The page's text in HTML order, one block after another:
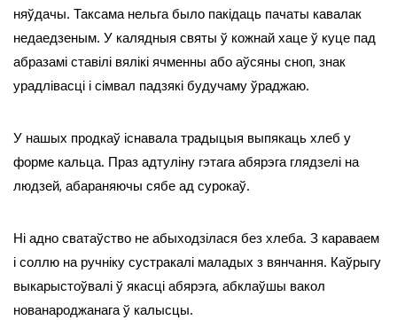
няўдачы. Таксама нельга было пакідаць пачаты кавалак
недаедзеным. У калядныя святы ў кожнай хаце ў куце пад
абразамі ставілі вялікі ячменны або аўсяны сноп, знак
урадлівасці і сімвал падзякі будучаму ўраджаю.
У нашых продкаў існавала традыцыя выпякаць хлеб у
форме кальца. Праз адтуліну гэтага абярэга глядзелі на
людзей, абараняючы сябе ад сурокаў.
Ні адно сватаўство не абыходзілася без хлеба. З караваем
і соллю на ручніку сустракалі маладых з вянчання. Каўрыгу
выкарыстоўвалі ў якасці абярэга, абклаўшы вакол
нованароджанага ў калысцы.